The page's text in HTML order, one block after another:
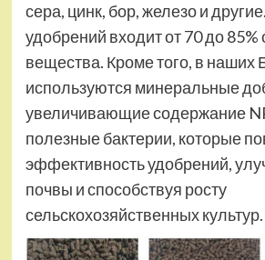
сера, цинк, бор, железо и
удобрений входит от 70 до 85%
вещества. Кроме того, в
используются минеральные
увеличивающие содержание
полезные бактерии, которые
эффективность удобрений,
почвы и способствуя росту
сельскохозяйственных культур.